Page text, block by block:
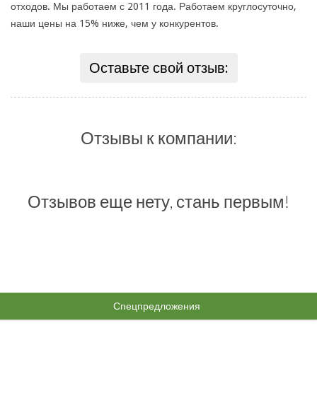
отходов. Мы работаем с 2011 года. Работаем круглосуточно,
наши цены на 15% ниже, чем у конкурентов.
Оставьте свой отзыв:
Отзывы к компании:
Отзывов еще нету, стань первым!
Спецпредложения